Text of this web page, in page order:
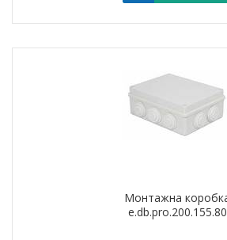
Монтажна
e.db.pro.200.155.80